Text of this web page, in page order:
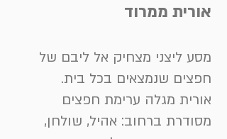
אורית ממרוד
מסע ליצני מצחיק אל ליבם של
חפצים שנמצאים בכל בית.
אורית מגלה ערימת חפצים
מסודרת ברחוב: אהיל, שולחן,